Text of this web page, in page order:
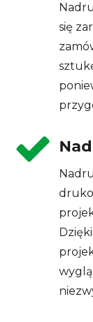
się